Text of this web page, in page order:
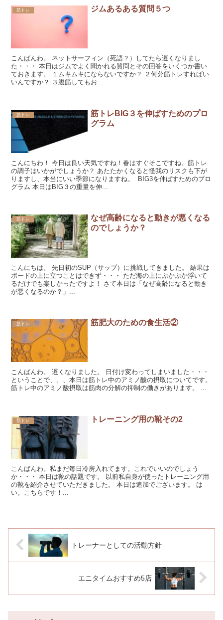
筋トレ ジムあるある質問５つ
こんばんわ。 ネットサーフィン（死語？）してたら遅くなりまし
た・・・ 本日はジムでよく聞かれる質問とその回答をいくつか書い
ておきます。 １ムキムキにならないですか？ ２何分筋トレすればい
いんですか？ ３腹筋してもお...
筋トレ
筋トレBIG３を伸ばすためのプロ
グラム
こんにちわ！ 今日は良い天気ですね！春はすぐそこですね。筋トレ
の調子はいかがでしょうか？ あたたかくなると怪我のリスクも下が
りますし、本当にいい季節になりますね。 BIG3を伸ばすためのプロ
グラム 本日はBIG３の重量を伸...
筋トレ
なぜ高齢になると動きが悪くなる
のでしょうか？
こんにちは。 先日初のSUP（サップ）に挑戦してきました。 結果は
ボードの上に立つことはできず・・・ ただ海の上にぷかぷか浮いて
るだけでも楽しかったですよ！ さて本日は「なぜ高齢になると動き
が悪くなるのか？」...
筋トレ 筋肥大のための食生活②
こんばんわ。 遅くなりました。 日付け変わってしまいました・・・
ということで、、、本日は筋トレ中のアミノ酸の摂取についてです。
筋トレ中のアミノ酸摂取は筋肉の分解の抑制の働きがあります。 ...
筋トレ トレーニング用の靴その2
こんばんわ。私まだ毎日冷房入れてます。これでいいのでしょう
か・・・ 本日は靴の話題です。 以前私自身が使ったトレーニング用
の靴を紹介させていただきました。 本日は追加でございます。 は
い。こちらです！...
トレーナーとしての活動方針
エニタイムおすすめ5店